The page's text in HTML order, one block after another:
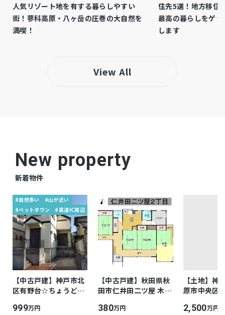
取引態様 仲介
人気リゾート地を有する暮らしやすい
街！蓼科高原・八ヶ岳の圧巻の大自然を
満喫！
住先5選！地方移住
最高の暮らしをゲ
します
View All
New property
新着物件
#自然多い
#山が近い
#ベットタウン
#高速IC周辺
【中古戸建】神戸市北
区有野台☆ちょうどよ
999万円
【中古戸建】秋田県秋
田市仁井田二ツ屋 木造
380万円
【土地】神
原市中央区
2,500万円